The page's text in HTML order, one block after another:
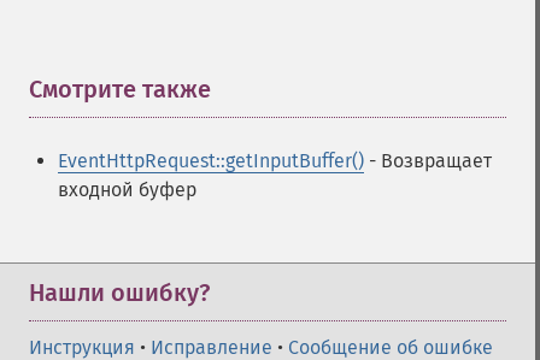
Смотрите также
EventHttpRequest::getInputBuffer() - Возвращает
входной буфер
Нашли ошибку?
Инструкция • Исправление • Сообщение об ошибке